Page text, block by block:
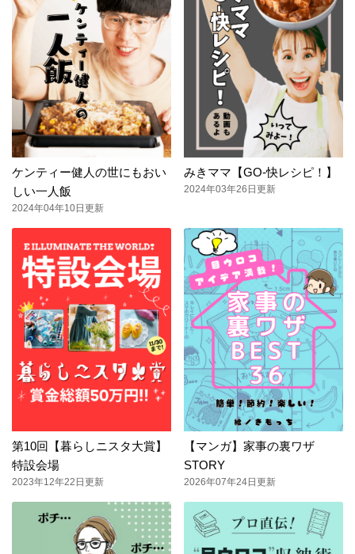
ケンティー健人の世にもおい
しい一人飯
2024年04年10日更新
みきママ【GO-快レシピ！】
2024年03年26日更新
第10回【暮らしニスタ大賞】
特設会場
2023年12年22日更新
【マンガ】家事の裏ワザ
STORY
2026年07年24日更新